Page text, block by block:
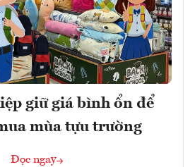
giữ giá bình ổn để
mùa tựu trường
Đọc ngay